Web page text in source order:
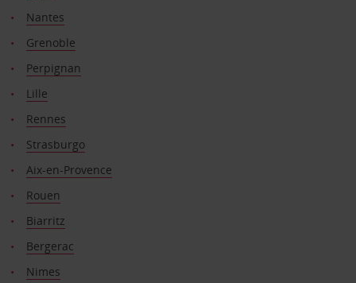
Nantes
Grenoble
Perpignan
Lille
Rennes
Strasburgo
Aix-en-Provence
Rouen
Biarritz
Bergerac
Nimes